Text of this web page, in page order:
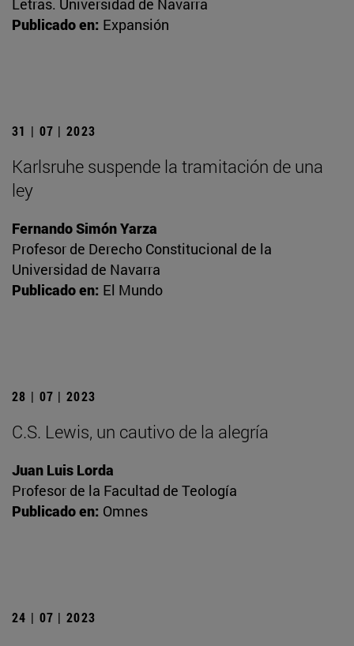
Letras. Universidad de Navarra
Publicado en: Expansión
31 | 07 | 2023
Karlsruhe suspende la tramitación de una
ley
Fernando Simón Yarza
Profesor de Derecho Constitucional de la
Universidad de Navarra
Publicado en: El Mundo
28 | 07 | 2023
C.S. Lewis, un cautivo de la alegría
Juan Luis Lorda
Profesor de la Facultad de Teología
Publicado en: Omnes
24 | 07 | 2023